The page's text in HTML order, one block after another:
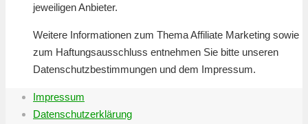
jeweiligen Anbieter.
Weitere Informationen zum Thema Affiliate Marketing sowie
zum Haftungsausschluss entnehmen Sie bitte unseren
Datenschutzbestimmungen und dem Impressum.
Impressum
Datenschutzerklärung